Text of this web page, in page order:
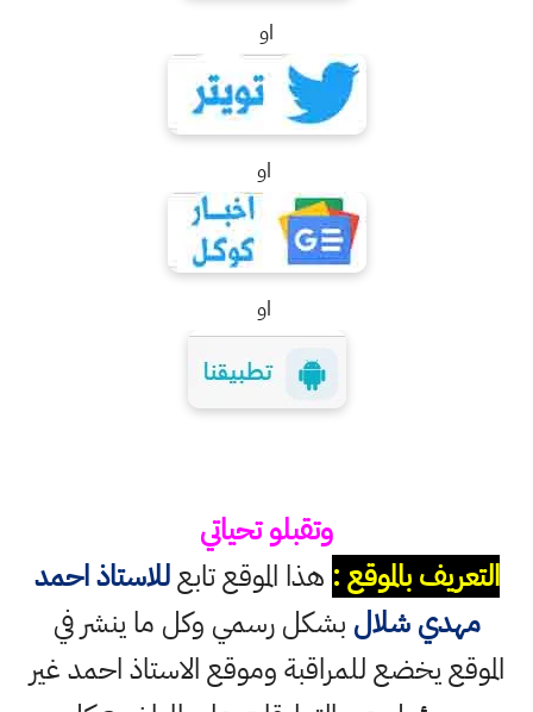
او
او
او
وتقبلو تحياتي
التعريف بالموقع : هذا الموقع تابعللاستاذ احمد
مهدي شلال بشكل رسمي وكل ما ينشر في
الموقع يخضع للمراقبة وموقع الاستاذ احمد غير